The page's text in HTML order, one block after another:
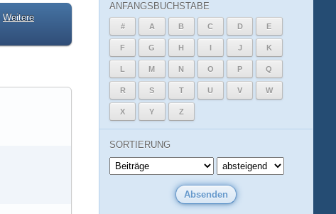
Weitere
ANFANGSBUCHSTABE
# A B C D E
F G H I J K
L M N O P Q
R S T U V W
X Y Z
SORTIERUNG